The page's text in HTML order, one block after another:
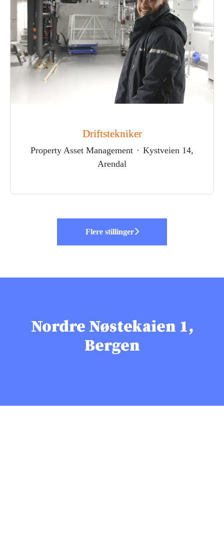
Driftstekniker
Property Asset Management · Kystveien 14,
Arendal
Flere stillinger
Nordre Nøstekaien 1,
Bergen